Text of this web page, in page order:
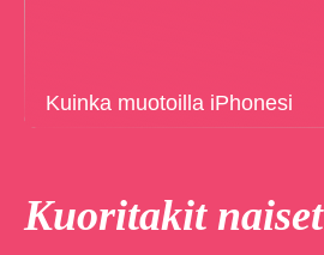
Kuinka muotoilla iPhonesi
Kuoritakit naiset